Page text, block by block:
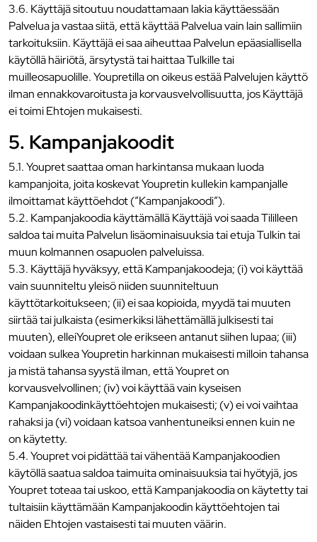
3.6. Käyttäjä sitoutuu noudattamaan lakia käyttäessään
Palvelua ja vastaa siitä, että käyttää Palvelua vain lain sallimiin
tarkoituksiin. Käyttäjä ei saa aiheuttaa Palvelun epäasiallisella
käytöllä häiriötä, ärsytystä tai haittaa Tulkille tai
muilleosapuolille. Youpretilla on oikeus estää Palvelujen käyttö
ilman ennakkovaroitusta ja korvausvelvollisuutta, jos Käyttäjä
ei toimi Ehtojen mukaisesti.
5. Kampanjakoodit
5.1. Youpret saattaa oman harkintansa mukaan luoda
kampanjoita, joita koskevat Youpretin kullekin kampanjalle
ilmoittamat käyttöehdot (”Kampanjakoodi”).
5.2. Kampanjakoodia käyttämällä Käyttäjä voi saada Tililleen
saldoa tai muita Palvelun lisäominaisuuksia tai etuja Tulkin tai
muun kolmannen osapuolen palveluissa.
5.3. Käyttäjä hyväksyy, että Kampanjakoodeja; (i) voi käyttää
vain suunniteltu yleisö niiden suunniteltuun
käyttötarkoitukseen; (ii) ei saa kopioida, myydä tai muuten
siirtää tai julkaista (esimerkiksi lähettämällä julkisesti tai
muuten), elleiYoupret ole erikseen antanut siihen lupaa; (iii)
voidaan sulkea Youpretin harkinnan mukaisesti milloin tahansa
ja mistä tahansa syystä ilman, että Youpret on
korvausvelvollinen; (iv) voi käyttää vain kyseisen
Kampanjakoodinkäyttöehtojen mukaisesti; (v) ei voi vaihtaa
rahaksi ja (vi) voidaan katsoa vanhentuneiksi ennen kuin ne
on käytetty.
5.4. Youpret voi pidättää tai vähentää Kampanjakoodien
käytöllä saatua saldoa taimuita ominaisuuksia tai hyötyjä, jos
Youpret toteaa tai uskoo, että Kampanjakoodia on käytetty tai
tultaisiin käyttämään Kampanjakoodin käyttöehtojen tai
näiden Ehtojen vastaisesti tai muuten väärin.